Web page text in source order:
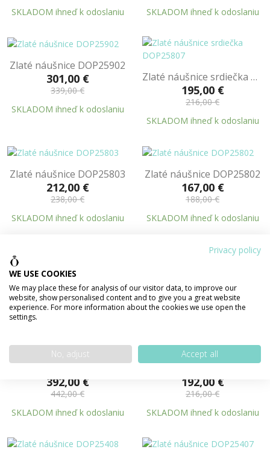
SKLADOM ihneď k odoslaniu
SKLADOM ihneď k odoslaniu
Zlaté náušnice DOP25902
301,00 €
339,00 €
SKLADOM ihneď k odoslaniu
Zlaté náušnice srdiečka DOP25807
195,00 €
216,00 €
SKLADOM ihneď k odoslaniu
Zlaté náušnice DOP25803
212,00 €
238,00 €
SKLADOM ihneď k odoslaniu
Zlaté náušnice DOP25802
167,00 €
188,00 €
SKLADOM ihneď k odoslaniu
Zlaté náušnice DOP25801
286,00 €
314,00 €
SKLADOM ihneď k odoslaniu
290,00 €
326,00 €
SKLADOM ihneď k odoslaniu
392,00 €
442,00 €
SKLADOM ihneď k odoslaniu
192,00 €
216,00 €
SKLADOM ihneď k odoslaniu
Privacy policy
WE USE COOKIES
We may place these for analysis of our visitor data, to improve our
website, show personalised content and to give you a great website
experience. For more information about the cookies we use open the
settings.
No, adjust Accept all